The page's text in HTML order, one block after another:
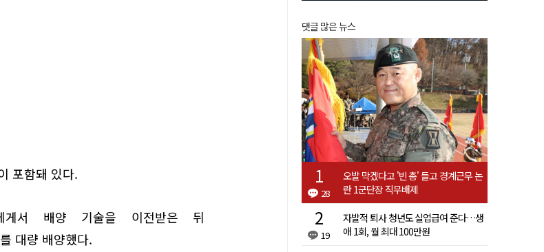
포함돼 있다.
게서 배양 기술을 이전받은 뒤
대량 배양했다.
댓글 많은 뉴스
28
오발 막겠다고 '빈 총' 들고 경계근무 논
란 1군단장 직무배제
19
자발적 퇴사 청년도 실업급여 준다…생
애 1회, 월 최대 100만원